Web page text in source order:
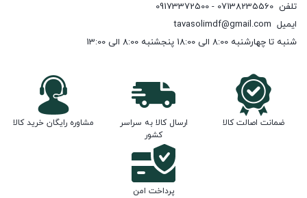
تلفن 07138235560 - 09173372500
ایمیل tavasolimdf@gmail.com
شنبه تا چهارشنبه 8:00 الی 18:00 پنجشنبه 8:00 الی 13:00
ضمانت اصالت کالا
ارسال کالا به سراسر
کشور
مشاوره رایگان خرید کالا
پرداخت امن